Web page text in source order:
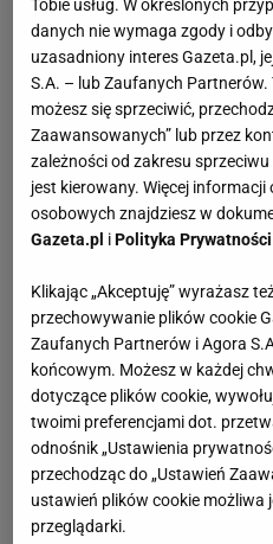
Tobie usług. W określonych
danych nie wymaga zgody i
uzasadniony interes Gazeta.pl,
S.A. – lub Zaufanych
możesz się sprzeciwić,
Zaawansowanych” lub przez
zależności od zakresu
jest kierowany. Więcej
osobowych znajdziesz w
Gazeta.pl iPolityka Prywatności
Klikając „Akceptuję” wyrażasz
przechowywanie plików cookie
Zaufanych Partnerów i Agora
końcowym. Możesz w każdej
dotyczące plików cookie,
twoimi preferencjami dot.
odnośnik „Ustawienia
przechodząc do „Ustawień
ustawień plików cookie możliwa
przeglądarki.